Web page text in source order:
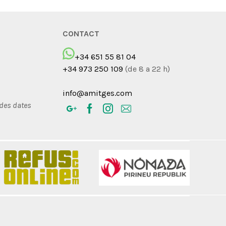
dates
CONTACT
+34 651 55 81 04
+34 973 250 109 (de 8 a 22 h)
info@amitges.com